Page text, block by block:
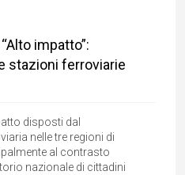
impatto”:
stazioni ferroviarie
disposti dal
nelle tre regioni di
al contrasto
nazionale di cittadini